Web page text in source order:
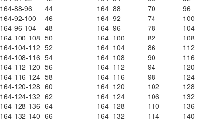
164-88-96
44 164 88 70
96
164-92-100
46 164 92 74
100
164-96-104
48 164 96 78
104
164-100-108 50 164 100 82
108
164-104-112 52 164 104 86
112
164-108-116 54 164 108 90
116
164-112-120 56 164 112 94
120
164-116-124 58 164 116 98
124
164-120-128 60 164 120 102
128
164-124-132 62 164 124 106
132
164-128-136 64 164 128 110
136
164-132-140 66 164 132 114 140